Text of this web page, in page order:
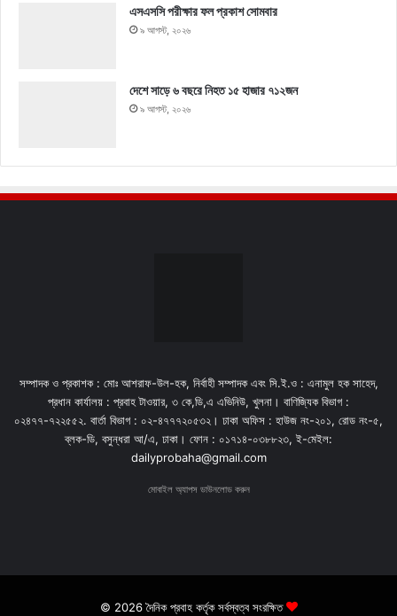
এসএসসি পরীক্ষার ফল প্রকাশ সোমবার
৯ আগস্ট, ২০২৬
দেশে সাড়ে ৬ বছরে নিহত ১৫ হাজার ৭১২জন
৯ আগস্ট, ২০২৬
সম্পাদক ও প্রকাশক : মোঃ আশরাফ-উল-হক, নির্বাহী সম্পাদক এবং সি.ই.ও : এনামুল হক সাহেদ,
প্রধান কার্যালয় : প্রবাহ টাওয়ার, ৩ কে,ডি,এ এভিনিউ, খুলনা। বাণিজ্যিক বিভাগ :
০২৪৭৭-৭২২৫৫২. বার্তা বিভাগ : ০২-৪৭৭৭২০৫৩২। ঢাকা অফিস : হাউজ নং-২০১, রোড নং-৫,
ব্লক-ডি, বসুন্ধরা আ/এ, ঢাকা। ফোন : ০১৭১৪-০৩৮৮২৩, ই-মেইল:
dailyprobaha@gmail.com
মোবাইল অ্যাপস ডাউনলোড করুন
© 2026 দৈনিক প্রবাহ কর্তৃক সর্বস্বত্ব সংরক্ষিত